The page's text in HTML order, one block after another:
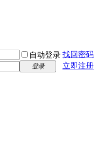
自动登录 找回密码
登录 立即注册